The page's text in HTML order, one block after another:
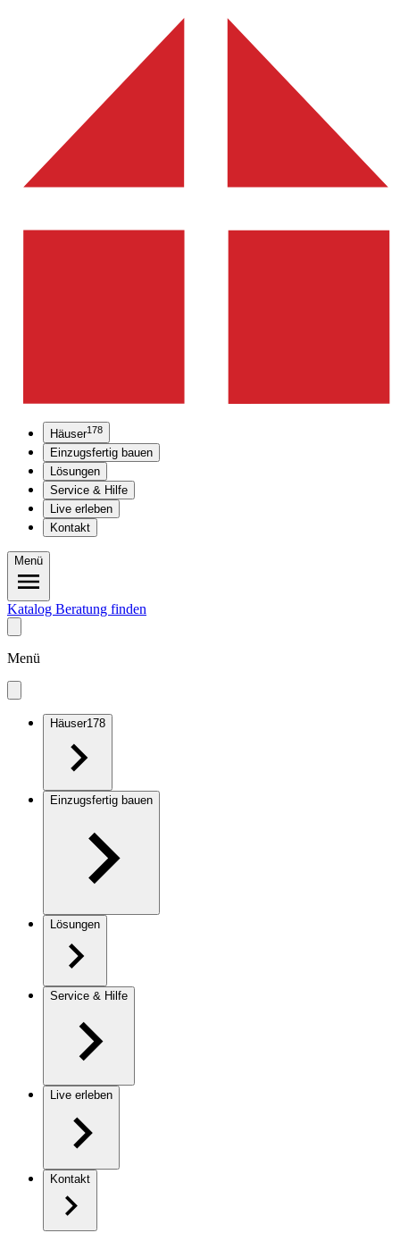
Häuser178
Einzugsfertig bauen
Lösungen
Service & Hilfe
Live erleben
Kontakt
Menü
Katalog Beratung finden
Menü
Häuser178
Einzugsfertig bauen
Lösungen
Service & Hilfe
Live erleben
Kontakt